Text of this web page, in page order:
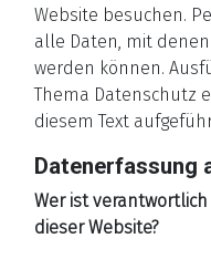
Website besuchen.
alle Daten, mit
werden können.
Thema Datenschutz
diesem Text
Datenerfassung
Wer ist
dieser Website?